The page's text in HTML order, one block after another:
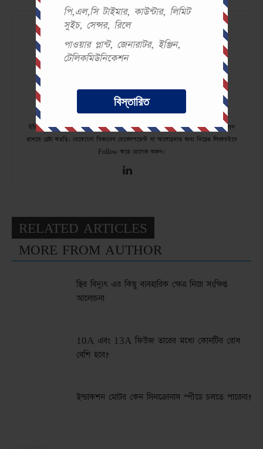
পি,এল,সি টাইমার, কাউন্টার, লিমিট
সুইচ, সেন্সর, রিলে
পাওয়ার প্লান্ট, জেনারাটর, ইঞ্জিন,
টেলিকমিউনিকেশন
বিস্তারিত
Md Nazmul Islam
৫ বছর+ অভিজ্ঞতা Android ও iOS অ্যাপ development. পড়াশুনা ইলেকট্রিক্যাল
ইঞ্জিনিয়ারিং থেকে। ভোল্টেজ ল্যাবে creative কাজের মাধ্যমে EEE কমিউনিটিতে অবদান
রাখতে চেষ্টা করছি। যেকোনো বিজনেস ডেভেলপমেন্ট বা আলোচনার জন্য নিচের লিংকডইনে
Follow করে মেসেজ করুন।
RELATED ARTICLES
MORE FROM AUTHOR
স্থির বিদ্যুৎ এর কিছু ব্যবহারিক ক্ষেত্র নিয়ে সংক্ষিপ্ত
আলোচনা
10A এবং 13A ফিউজ তারের মধ্যে কোনটির রোধ
বেশি হবে?
ইন্ডাকশন মোটর কেন সিনক্রোনাস স্পীডে চলতে পারেনা?